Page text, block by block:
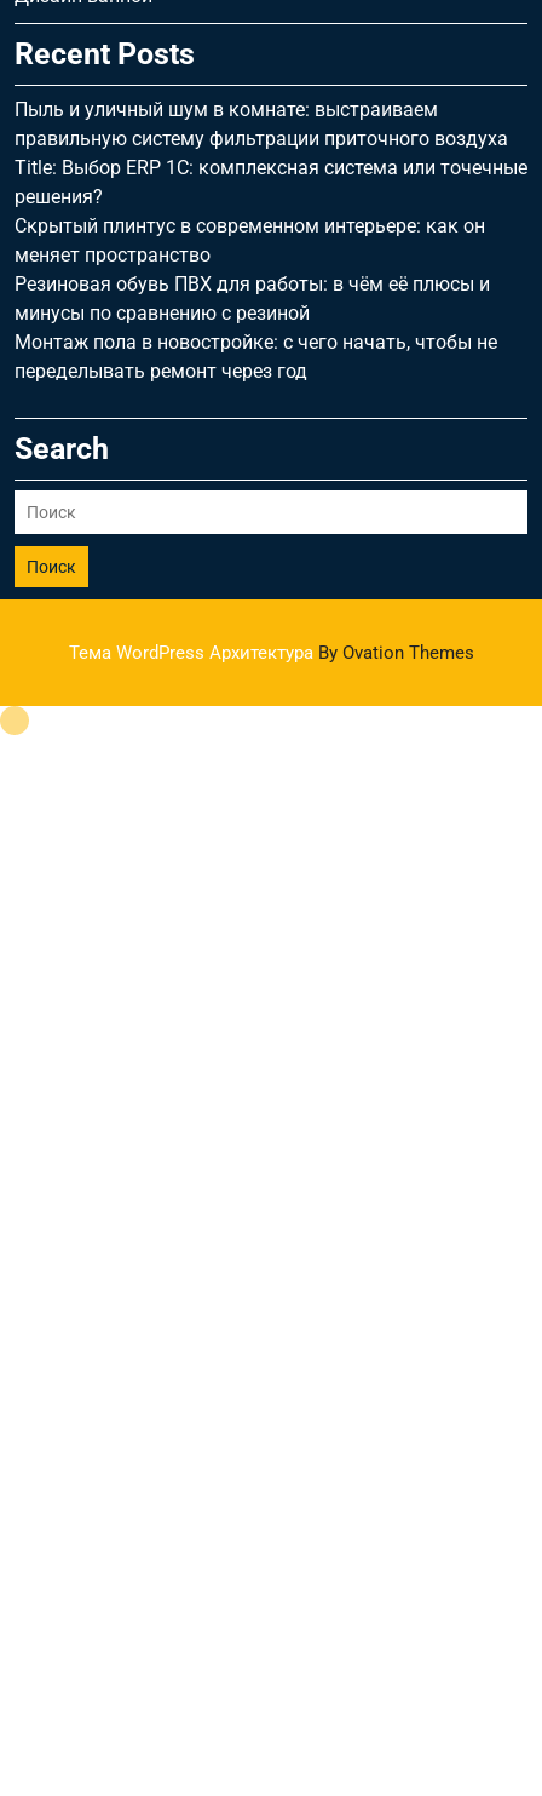
Recent Posts
Пыль и уличный шум в комнате: выстраиваем
правильную систему фильтрации приточного воздуха
Title: Выбор ERP 1С: комплексная система или точечные
решения?
Скрытый плинтус в современном интерьере: как он
меняет пространство
Резиновая обувь ПВХ для работы: в чём её плюсы и
минусы по сравнению с резиной
Монтаж пола в новостройке: с чего начать, чтобы не
переделывать ремонт через год
Search
Поиск
Тема WordPress АрхитектураBy Ovation Themes